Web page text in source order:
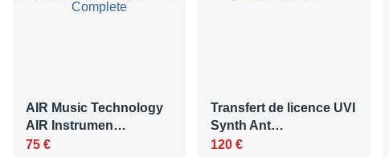
AIR Music Technology
AIR Instrumen…
75 €
Transfert de licence UVI
Synth Ant…
120 €